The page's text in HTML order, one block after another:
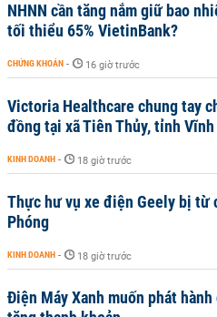
NHNN cần tăng nắm giữ bao
tối thiểu 65% VietinBank?
CHỨNG KHOÁN - 16 giờ trước
Victoria Healthcare chung tay
đồng tại xã Tiên Thủy, tỉnh
KINH DOANH - 18 giờ trước
Thực hư vụ xe điện Geely bị từ
Phóng
KINH DOANH - 18 giờ trước
Điện Máy Xanh muốn phát